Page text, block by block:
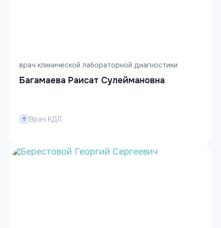
врач клинической лабораторной диагностики
Багамаева Раисат Сулеймановна
Врач КДЛ